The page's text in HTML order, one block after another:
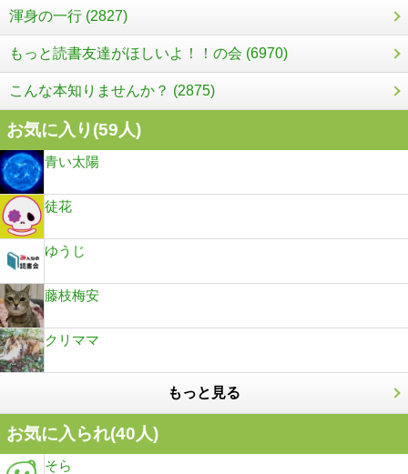
渾身の一行 (2827)
もっと読書友達がほしいよ！！の会 (6970)
こんな本知りませんか？ (2875)
お気に入り(59人)
青い太陽
徒花
ゆうじ
藤枝梅安
クリママ
もっと見る
お気に入られ(40人)
そら